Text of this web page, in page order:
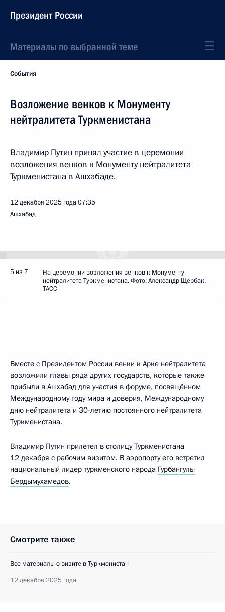
Президент России
Материалы по выбранной теме
События
Возложение венков к Монументу
нейтралитета Туркменистана
Владимир Путин принял участие в церемонии
возложения венков к Монументу нейтралитета
Туркменистана в Ашхабаде.
12 декабря 2025 года07:35
Ашхабад
5 из 7
На церемонии возложения венков к Монументу
нейтралитета Туркменистана. Фото: Александр Щербак,
ТАСС
Вместе с Президентом России венки к Арке нейтралитета
возложили главы ряда других государств, которые также
прибыли в Ашхабад для участия в форуме, посвящённом
Международному году мира и доверия, Международному
дню нейтралитета и 30-летию постоянного нейтралитета
Туркменистана.
Владимир Путин прилетел в столицу Туркменистана
12 декабря с рабочим визитом. В аэропорту его встретил
национальный лидер туркменского народа Гурбангулы
Бердымухамедов.
Смотрите также
Все материалы о визите в Туркменистан
12 декабря 2025 года